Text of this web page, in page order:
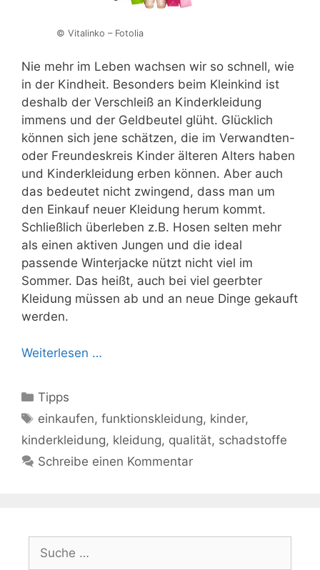
© Vitalinko – Fotolia
Nie mehr im Leben wachsen wir so schnell, wie
in der Kindheit. Besonders beim Kleinkind ist
deshalb der Verschleiß an Kinderkleidung
immens und der Geldbeutel glüht. Glücklich
können sich jene schätzen, die im Verwandten-
oder Freundeskreis Kinder älteren Alters haben
und Kinderkleidung erben können. Aber auch
das bedeutet nicht zwingend, dass man um
den Einkauf neuer Kleidung herum kommt.
Schließlich überleben z.B. Hosen selten mehr
als einen aktiven Jungen und die ideal
passende Winterjacke nützt nicht viel im
Sommer. Das heißt, auch bei viel geerbter
Kleidung müssen ab und an neue Dinge gekauft
werden.
Weiterlesen …
von
Kinderkleidung
Kategorien
Tipps
Schlagwörter
einkaufen,funktionskleidung, kinder,
kinderkleidung, kleidung, qualität, schadstoffe
Schreibe einen Kommentar
nach: